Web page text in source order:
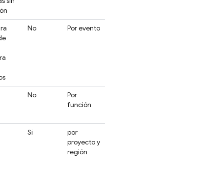
No Por evento
No
Por
función
Sí
por
proyecto y
región